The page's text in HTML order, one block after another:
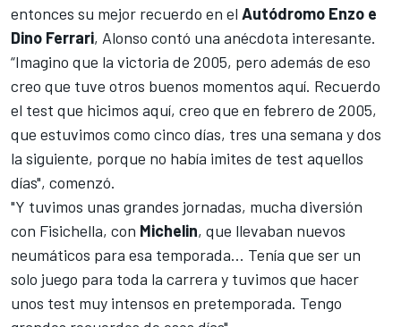
entonces su mejor recuerdo en el Autódromo Enzo e
Dino Ferrari, Alonso contó una anécdota interesante.
“Imagino que la victoria de 2005, pero además de eso
creo que tuve otros buenos momentos aquí. Recuerdo
el test que hicimos aquí, creo que en febrero de 2005,
que estuvimos como cinco días, tres una semana y dos
la siguiente, porque no había imites de test aquellos
días", comenzó.
"Y tuvimos unas grandes jornadas, mucha diversión
con Fisichella, con Michelin, que llevaban nuevos
neumáticos para esa temporada... Tenía que ser un
solo juego para toda la carrera y tuvimos que hacer
unos test muy intensos en pretemporada. Tengo